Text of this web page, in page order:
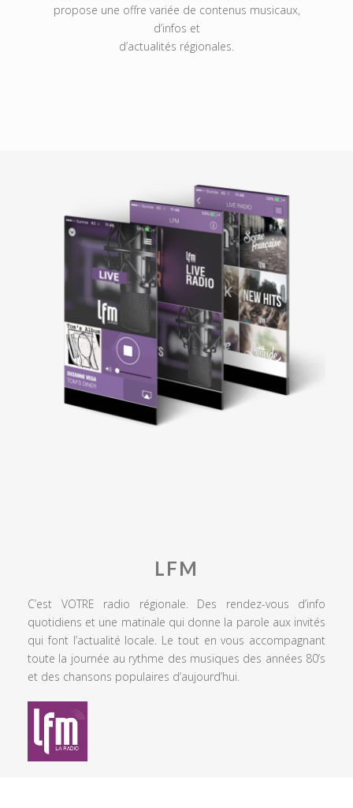
propose une offre variée de contenus musicaux,
d’infos et
d’actualités régionales.
LFM
C’est VOTRE radio régionale. Des rendez-vous d’info
quotidiens et une matinale qui donne la parole aux invités
qui font l’actualité locale. Le tout en vous accompagnant
toute la journée au rythme des musiques des années 80’s
et des chansons populaires d’aujourd’hui.